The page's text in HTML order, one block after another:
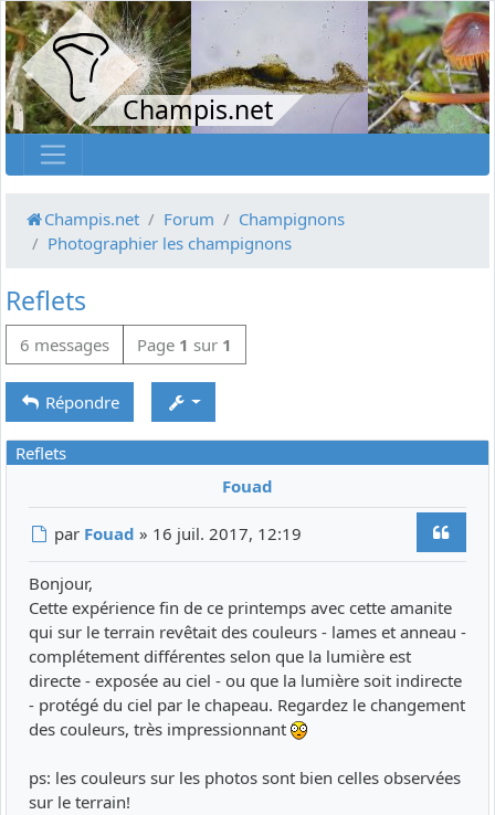
Champis.net
Champis.net Forum
Champignons
Photographier les champignons
Reflets
6 messages Page 1 sur 1
Répondre
Reflets
Fouad
Message
par Fouad » 16 juil. 2017, 12:19
Bonjour,
Cette expérience fin de ce printemps avec cette amanite
qui sur le terrain revêtait des couleurs - lames et anneau -
complétement différentes selon que la lumière est
directe - exposée au ciel - ou que la lumière soit indirecte
- protégé du ciel par le chapeau. Regardez le changement
des couleurs, très impressionnant
ps: les couleurs sur les photos sont bien celles observées
sur le terrain!